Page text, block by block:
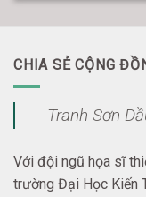
CHIA SẺ CỘNG
Tranh Sơn
Với đội ngũ họa sĩ
trường Đại Học Kiến